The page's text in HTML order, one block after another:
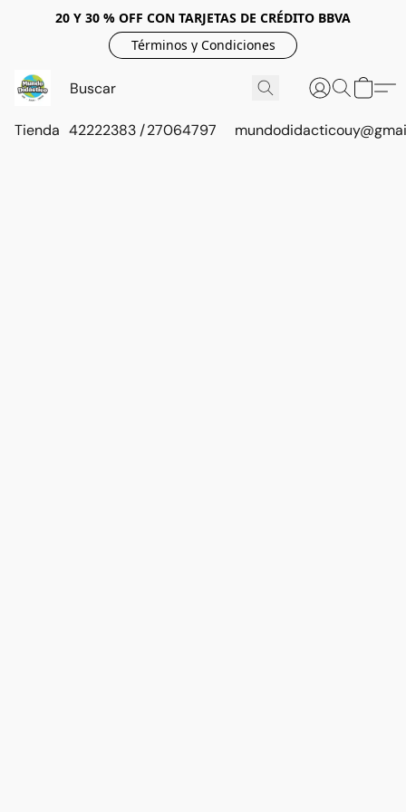
20 Y 30 % OFF CON TARJETAS DE CRÉDITO BBVA
Términos y Condiciones
Tienda 42222383 / 27064797